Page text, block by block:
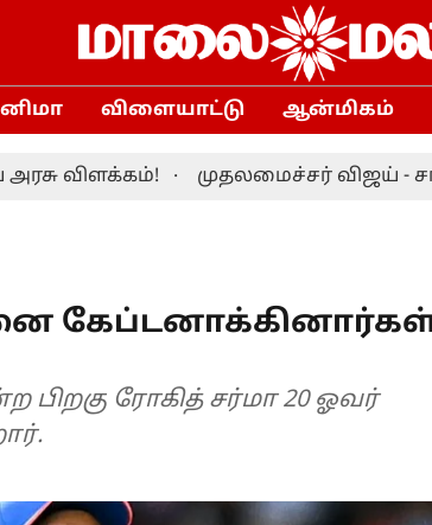
விளையாட்டு ஆன்மிகம்
முதலமைச்சர் விஜய் - சங்கீதா
ரோகித் சர்மா 20 ஓவர்